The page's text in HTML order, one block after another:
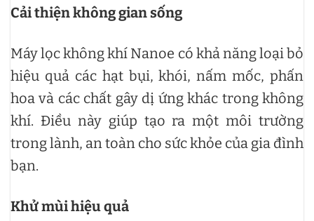
Cải thiện không gian sống
Máy lọc không khí Nanoe có khả năng loại bỏ
hiệu quả các hạt bụi, khói, nấm mốc, phấn
hoa và các chất gây dị ứng khác trong không
khí. Điều này giúp tạo ra một môi trường
trong lành, an toàn cho sức khỏe của gia đình
bạn.
Khử mùi hiệu quả